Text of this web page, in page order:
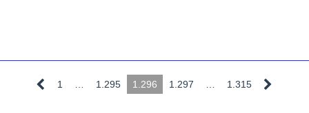
1 … 1.295 1.296 1.297 … 1.315